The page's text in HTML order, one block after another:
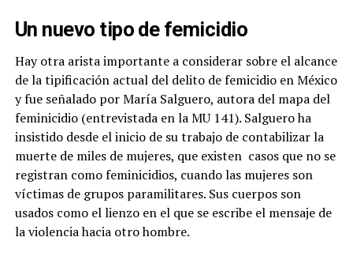
Un nuevo tipo de femicidio
Hay otra arista importante a considerar sobre el alcance
de la tipificación actual del delito de femicidio en México
y fue señalado por María Salguero, autora del mapa del
feminicidio (entrevistada en la MU 141). Salguero ha
insistido desde el inicio de su trabajo de contabilizar la
muerte de miles de mujeres, que existen casos que no se
registran como feminicidios, cuando las mujeres son
víctimas de grupos paramilitares. Sus cuerpos son
usados como el lienzo en el que se escribe el mensaje de
la violencia hacia otro hombre.